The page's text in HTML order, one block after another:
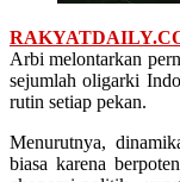
Arbi melontarkan
sejumlah oligarki
rutin setiap pekan.
Menurutnya,
biasa karena